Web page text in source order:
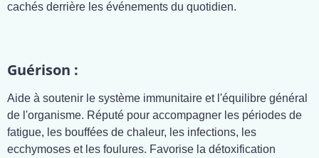
cachés derrière les événements du quotidien.
Guérison :
Aide à soutenir le système immunitaire et l'équilibre général
de l'organisme. Réputé pour accompagner les périodes de
fatigue, les bouffées de chaleur, les infections, les
ecchymoses et les foulures. Favorise la détoxification